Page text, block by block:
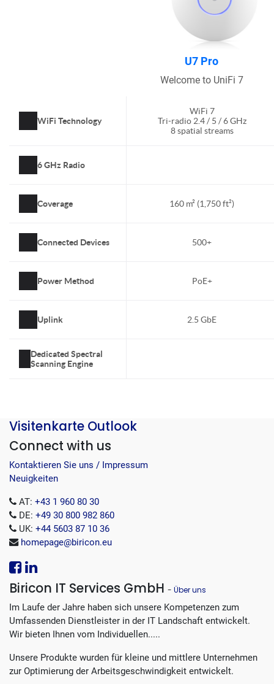
U7 Pro
Welcome to UniFi 7
WiFi Technology
WiFi 7
Tri-radio 2.4 / 5 / 6 GHz
8 spatial streams
6 GHz Radio
Coverage 160 m² (1,750 ft²)
Connected Devices 500+
Power Method PoE+
Uplink 2.5 GbE
Dedicated Spectral
Scanning Engine
Visitenkarte Outlook
Connect with us
Kontaktieren Sie uns / Impressum
Neuigkeiten
AT: +43 1 960 80 30
DE: +49 30 800 982 860
UK: +44 5603 87 10 36
homepage@biricon.eu
Biricon IT Services GmbH - Über uns
Im Laufe der Jahre haben sich unsere Kompetenzen zum
Umfassenden Dienstleister in der IT Landschaft entwickelt.
Wir bieten Ihnen vom Individuellen.....
Unsere Produkte wurden für kleine und mittlere Unternehmen
zur Optimierung der Arbeitsgeschwindigkeit entwickelt.